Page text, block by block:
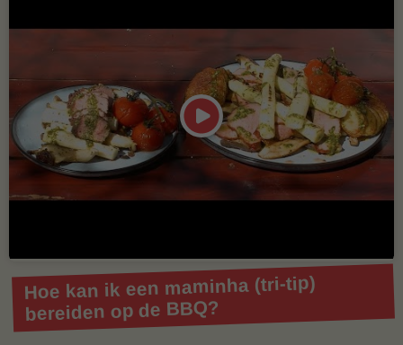
Hoe kan ik een maminha (tri-tip)
bereiden op de BBQ?